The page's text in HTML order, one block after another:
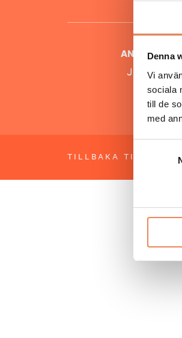
Denna
Vi
sociala
till de
med
ANSVARIG
Jonas
TILLBAKA TILL